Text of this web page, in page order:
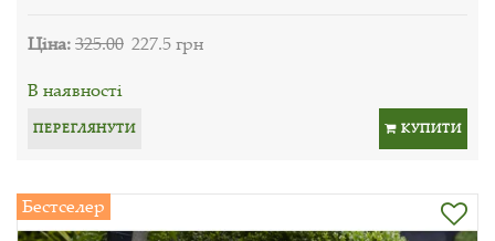
Ціна:325.00 227.5 грн
В наявності
ПЕРЕГЛЯНУТИ КУПИТИ
Бестселер